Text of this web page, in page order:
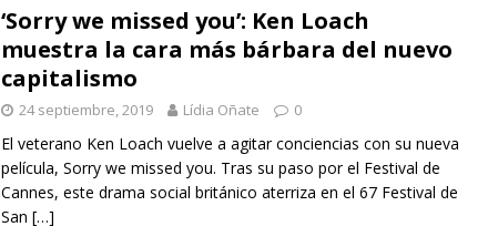
‘Sorry we missed you’: Ken Loach
muestra la cara más bárbara del nuevo
capitalismo
24 septiembre, 2019 Lídia Oñate 0
El veterano Ken Loach vuelve a agitar conciencias con su nueva
película, Sorry we missed you. Tras su paso por el Festival de
Cannes, este drama social británico aterriza en el 67 Festival de
San […]